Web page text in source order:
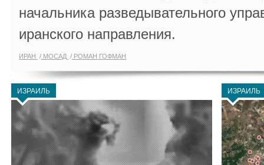
начальника разведывательного
иранского направления.
ИРАН МОСАД РОМАН ГОФМАН
ИЗРАИЛЬ ИЗРАИЛЬ